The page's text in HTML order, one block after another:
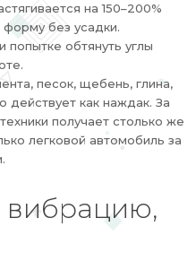
на 150–200%
без усадки.
попытке обтянуть углы
песок, щебень, глина,
действует как наждак. За
получает столько же
легковой автомобиль за